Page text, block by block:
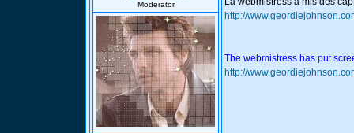
Moderator
http://
The webmistress has put
http://